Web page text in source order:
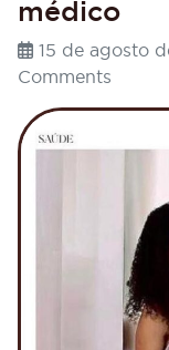
médico
15 de agosto
Comments